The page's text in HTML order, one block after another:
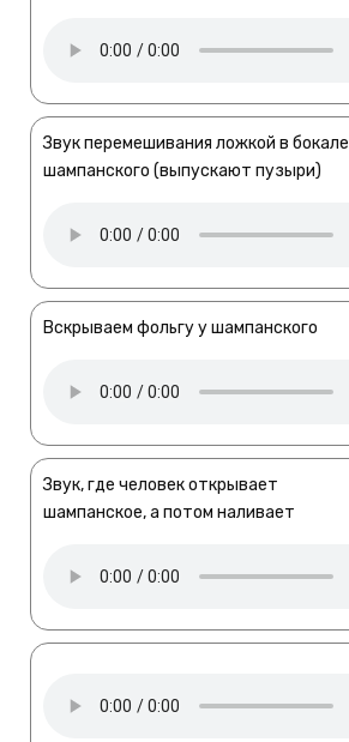
Звук перемешивания ложкой в бокале
шампанского (выпускают пузыри)
Вскрываем фольгу у шампанского
Звук, где человек открывает
шампанское, а потом наливает